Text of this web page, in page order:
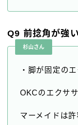
Q9 前捻角が強
杉山さん
・脚が固定の
OKCのエクサ
マーメイドは許